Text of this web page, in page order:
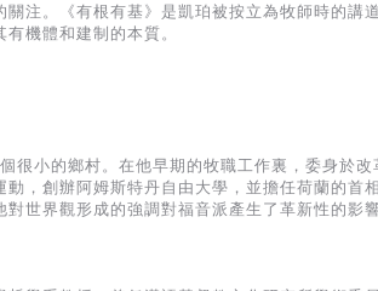
注。《有根有基》是凱珀被按立為牧師時的講
機體和建制的本質。
很小的鄉村。在他早期的牧職工作裏，委身於改
，創辦阿姆斯特丹自由大學，並擔任荷蘭的首
世界觀形成的強調對福音派產生了革新性的影響